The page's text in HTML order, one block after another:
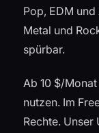
Pop, EDM
Metal und
spürbar.
Ab 10 $/
nutzen. Im
Rechte.